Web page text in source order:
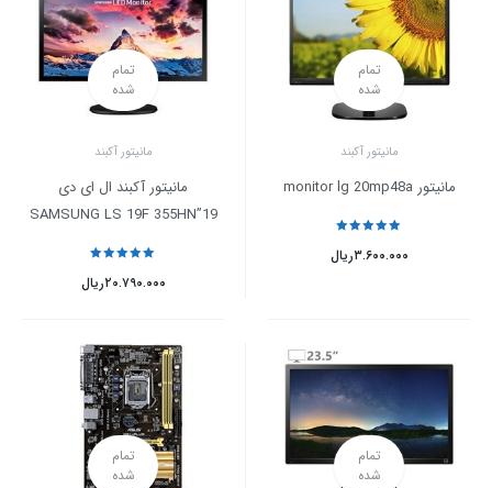
تمام
شده
مانیتور آکبند
مانیتور monitor lg 20mp48a
ریال۳.۶۰۰.۰۰۰
تمام
شده
مانیتور آکبند
مانیتور آکبند ال ای دی
SAMSUNG LS 19F 355HN”19
ریال۲۰.۷۹۰.۰۰۰
تمام
شده
تمام
شده